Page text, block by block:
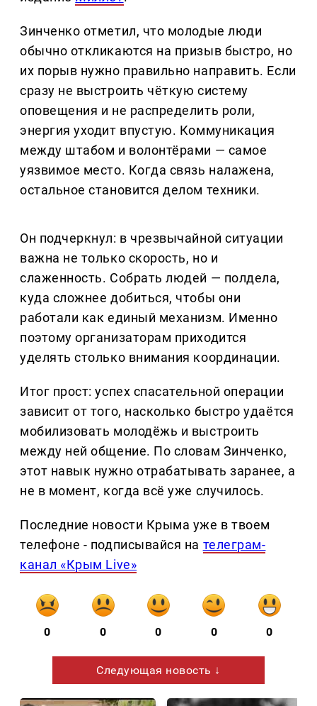
Зинченко отметил, что молодые люди
обычно откликаются на призыв быстро, но
их порыв нужно правильно направить. Если
сразу не выстроить чёткую систему
оповещения и не распределить роли,
энергия уходит впустую. Коммуникация
между штабом и волонтёрами — самое
уязвимое место. Когда связь налажена,
остальное становится делом техники.
Он подчеркнул: в чрезвычайной ситуации
важна не только скорость, но и
слаженность. Собрать людей — полдела,
куда сложнее добиться, чтобы они
работали как единый механизм. Именно
поэтому организаторам приходится
уделять столько внимания координации.
Итог прост: успех спасательной операции
зависит от того, насколько быстро удаётся
мобилизовать молодёжь и выстроить
между ней общение. По словам Зинченко,
этот навык нужно отрабатывать заранее, а
не в момент, когда всё уже случилось.
Последние новости Крыма уже в твоем
телефоне - подписывайся на телеграм-
канал «Крым Live»
0 0 0 0 0
Следующая новость ↓